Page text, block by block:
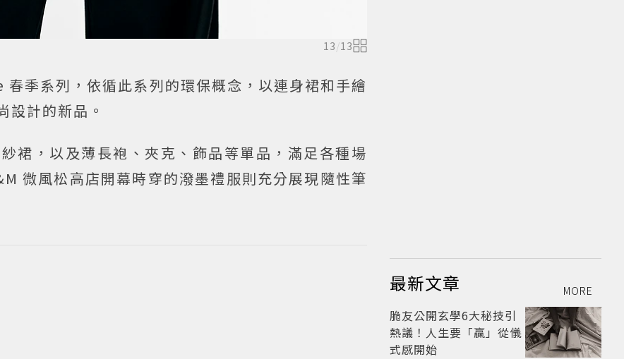
13 /13
季系列，依循此系列的環保概念，以連身裙和手繪
設計的新品。
裙，以及薄長袍、夾克、飾品等單品，滿足各種場
微風松高店開幕時穿的潑墨禮服則充分展現隨性筆
最新文章 MORE
脆友公開玄學6大秘技引
熱議！人生要「贏」從儀
式感開始